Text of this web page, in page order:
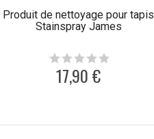
Produit de nettoyage pour tapis
Stainspray James
17,90 €